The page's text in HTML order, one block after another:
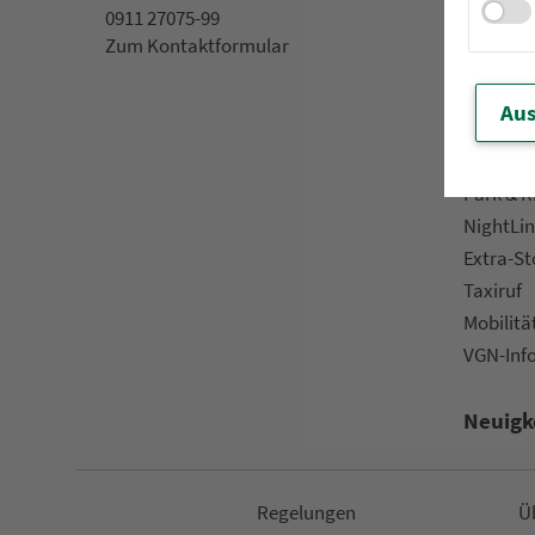
0911 27075-99
Zum Kon­taktformular
App
Park &
Extra-
Taxiruf
VGN-
Re­ge­lungen